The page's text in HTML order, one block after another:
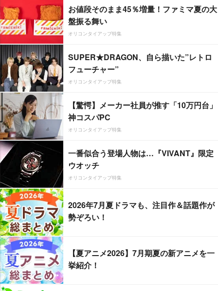
お値段そのまま45％増量！ファミマ夏の大
盤振る舞い
オリコンタイアップ特集
SUPER★DRAGON、自ら描いた”レトロ
フューチャー”
オリコンタイアップ特集
【驚愕】メーカー社員が推す「10万円台」
神コスパPC
オリコンタイアップ特集
一番似合う登場人物は…『VIVANT』限定
ウオッチ
オリコンタイアップ特集
2026年7月夏ドラマも、注目作＆話題作が
勢ぞろい！
【夏アニメ2026】7月期夏の新アニメを一
挙紹介！